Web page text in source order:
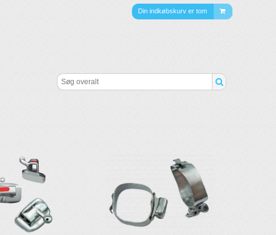
Din indkøbskurv er tom